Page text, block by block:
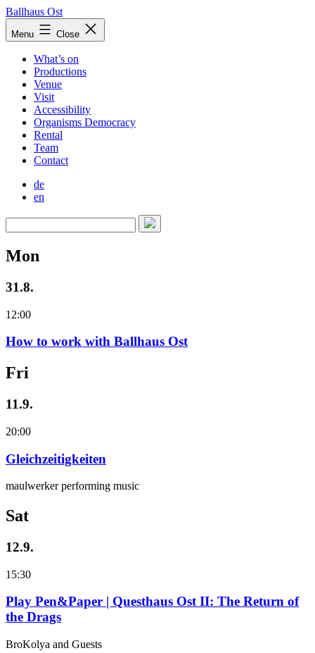
Skip
to
content
Ballhaus Ost
Ballhaus
Ost
Menu Close
What’s on
Productions
Venue
Visit
Accessibility
Organisms Democracy
Rental
Team
Contact
de
en
Mon
31.8.
12:00
How to work with Ballhaus Ost
Fri
11.9.
20:00
Gleichzeitigkeiten
maulwerker performing music
Sat
12.9.
15:30
Play Pen&Paper | Questhaus Ost II: The Return of
the Drags
BroKolya and Guests